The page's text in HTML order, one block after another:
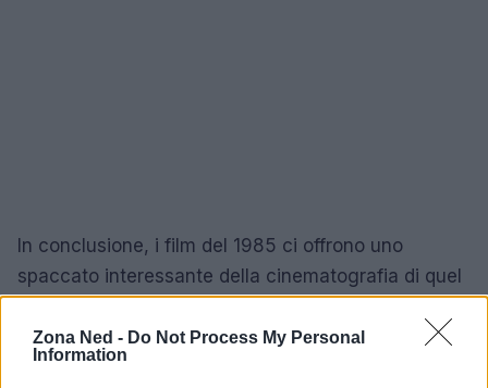
Zona Ned - Do Not Process My Personal
Information
In conclusione, i film del 1985 ci offrono uno
spaccato interessante della cinematografia di quel
aspettative del pubblico siano cambiate. Questo ci
porta a riflettere su quanto sia fondamentale, nel